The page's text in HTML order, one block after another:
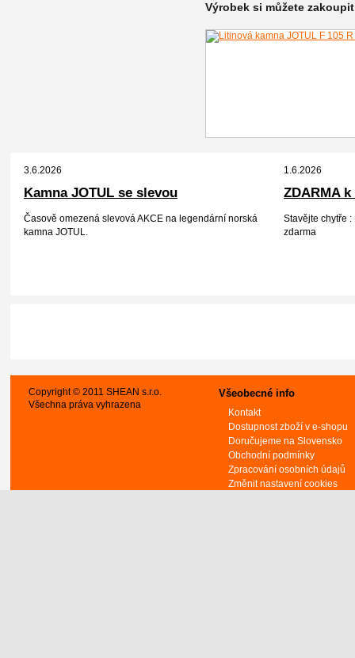
Výrobek si můžete
3.6.2026
Kamna JOTUL se slevou
Časově omezená slevová AKCE na legendární norská
kamna JOTUL.
1.6.2026
ZDARMA
Stavějte chytře
zdarma
Copyright © 2011 SHEAN s.r.o.
Všechna práva vyhrazena
Všeobecné info
Kontakt
Dostupnost zboží v e-shopu
Doručujeme na Slovensko
Obchodní podmínky
Zpracování osobních údajů
Změnit nastavení cookies